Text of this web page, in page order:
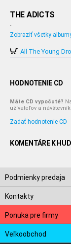
THE ADICTS
-
Zobraziť všetky
All The Young
HODNOTENIE CD
Máte CD vypočuté?
užívateľov a
Zadať hodnotenie CD
KOMENTÁRE K
Podmienky predaja
Kontakty
Ponuka pre firmy
Veľkoobchod